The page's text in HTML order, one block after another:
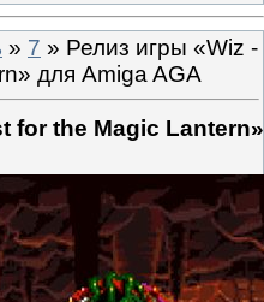
» 7 » Релиз игры «Wiz -
для Amiga AGA
for the Magic